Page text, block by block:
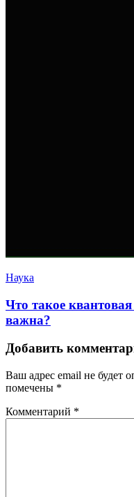
Наука
Что такое
важна?
Добавить
Ваш адрес email не будет
помечены *
Комментарий *